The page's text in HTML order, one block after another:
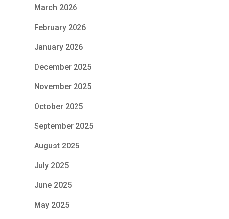
March 2026
February 2026
January 2026
December 2025
November 2025
October 2025
September 2025
August 2025
July 2025
June 2025
May 2025